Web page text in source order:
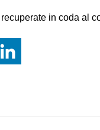
in coda al